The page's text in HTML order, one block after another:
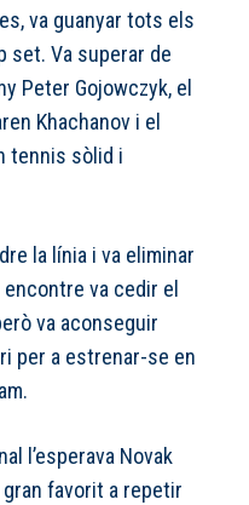
va guanyar tots els
set. Va superar de
Peter Gojowczyk, el
Khachanov i el
tennis sòlid i
la línia i va eliminar
encontre va cedir el
va aconseguir
per a estrenar-se en
l’esperava Novak
favorit a repetir